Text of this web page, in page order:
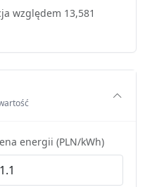
względem 13,581
energii (PLN/kWh)